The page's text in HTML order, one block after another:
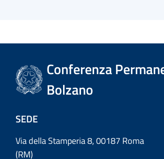
Conferenza
Bolzano
SEDE
Via della Stamperia 8, 00187 Roma
(RM)